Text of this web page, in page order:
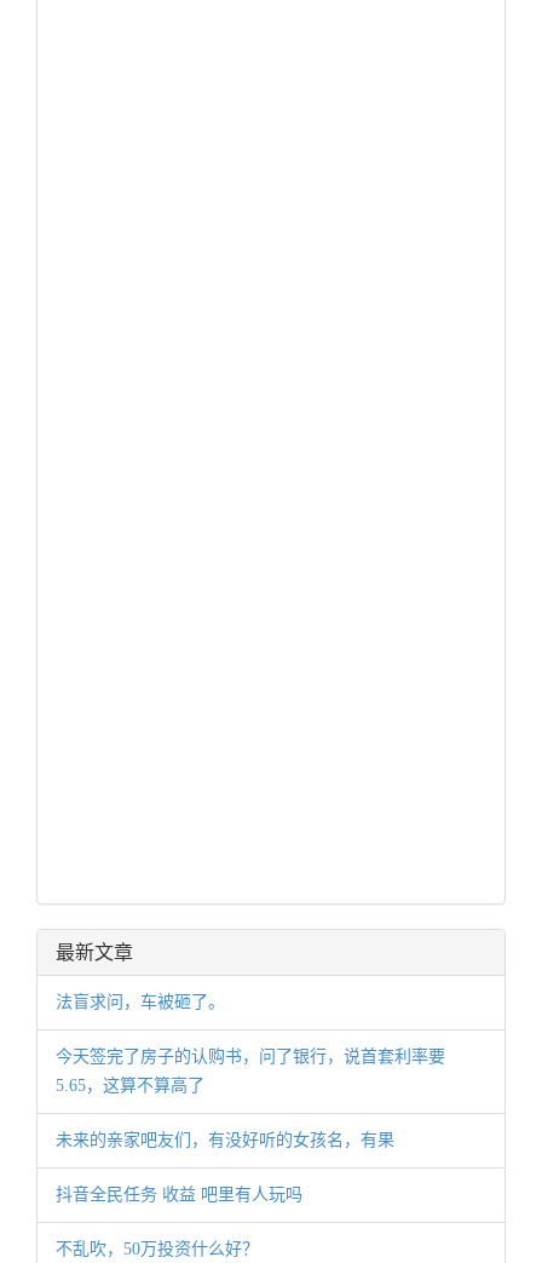
最新文章
法盲求问，车被砸了。
今天签完了房子的认购书，问了银行，说首套利率要
5.65，这算不算高了
未来的亲家吧友们，有没好听的女孩名，有果
抖音全民任务 收益 吧里有人玩吗
不乱吹，50万投资什么好？